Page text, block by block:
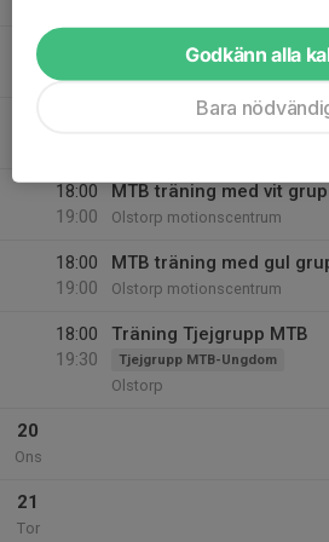
MTB-träning, blå grupp
MTB-träning, grön grupp
18:00
19:00
MTB träning med vit
Olstorp motionscentrum
18:00
19:00
MTB träning med gul
Olstorp motionscentrum
18:00
19:30
Träning Tjejgrupp MTB
Tjejgrupp MTB-Ungdom
Olstorp
20
Ons
21
Tor
Godkänn alla
Bara